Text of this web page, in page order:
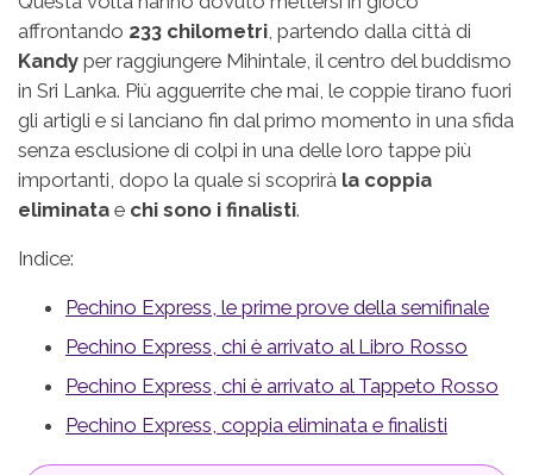
affrontando 233 chilometri , partendo dalla città di
Kandy per raggiungere Mihintale, il centro del buddismo
in Sri Lanka. Più agguerrite che mai, le coppie tirano fuori
gli artigli e si lanciano fin dal primo momento in una sfida
senza esclusione di colpi in una delle loro tappe più
importanti, dopo la quale si scoprirà la coppia
eliminata e chi sono i finalisti.
Indice:
Pechino Express, le prime prove della semifinale
Pechino Express, chi è arrivato al Libro Rosso
Pechino Express, chi è arrivato al Tappeto Rosso
Pechino Express, coppia eliminata e finalisti